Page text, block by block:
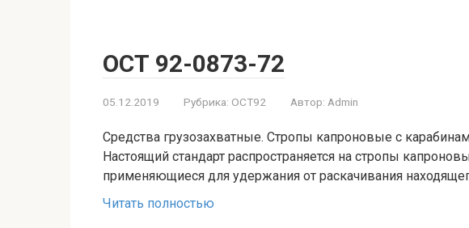
ОСТ 92-0873-72
05.12.2019 Рубрика: ОСТ92 Автор: Admin
Средства грузозахватные. Стропы капроновые с
Настоящий стандарт распространяется на стропы
применяющиеся для удержания от раскачивания
Читать полностью